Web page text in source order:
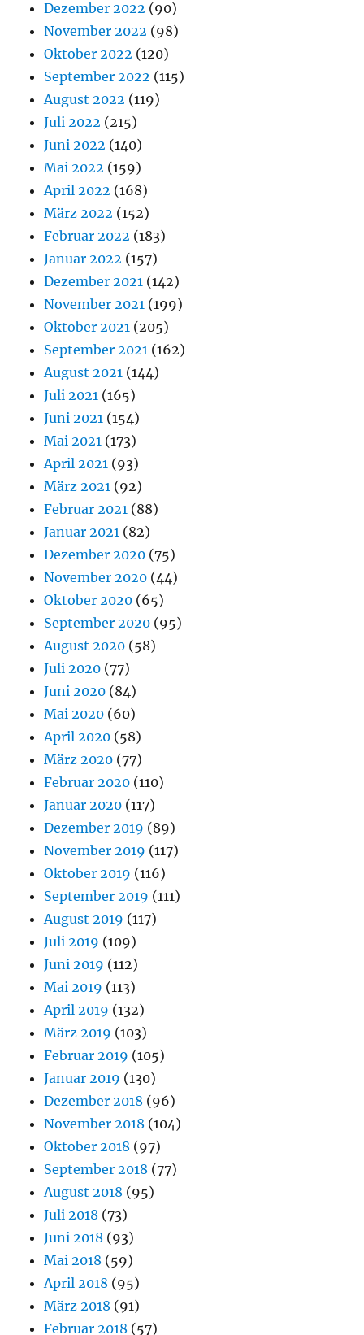
Dezember 2022 (90)
November 2022 (98)
Oktober 2022 (120)
September 2022 (115)
August 2022 (119)
Juli 2022 (215)
Juni 2022 (140)
Mai 2022 (159)
April 2022 (168)
März 2022 (152)
Februar 2022 (183)
Januar 2022 (157)
Dezember 2021 (142)
November 2021 (199)
Oktober 2021 (205)
September 2021 (162)
August 2021 (144)
Juli 2021 (165)
Juni 2021 (154)
Mai 2021 (173)
April 2021 (93)
März 2021 (92)
Februar 2021 (88)
Januar 2021 (82)
Dezember 2020 (75)
November 2020 (44)
Oktober 2020 (65)
September 2020 (95)
August 2020 (58)
Juli 2020 (77)
Juni 2020 (84)
Mai 2020 (60)
April 2020 (58)
März 2020 (77)
Februar 2020 (110)
Januar 2020 (117)
Dezember 2019 (89)
November 2019 (117)
Oktober 2019 (116)
September 2019 (111)
August 2019 (117)
Juli 2019 (109)
Juni 2019 (112)
Mai 2019 (113)
April 2019 (132)
März 2019 (103)
Februar 2019 (105)
Januar 2019 (130)
Dezember 2018 (96)
November 2018 (104)
Oktober 2018 (97)
September 2018 (77)
August 2018 (95)
Juli 2018 (73)
Juni 2018 (93)
Mai 2018 (59)
April 2018 (95)
März 2018 (91)
Februar 2018 (57)